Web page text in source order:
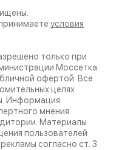
условия
только при
Моссетка.
офертой. Все
целях
Информация
мнения
Материалы
пользователей
согласно ст. 3